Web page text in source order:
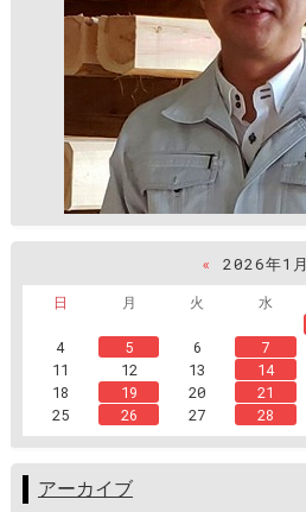
« 2026年1月
日
月 火 水
4
5 6 7
11
12 13 14
18
19 20 21
25
26 27 28
アーカイブ